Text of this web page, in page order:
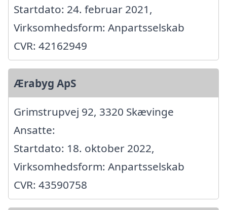
Startdato: 24. februar 2021,
Virksomhedsform: Anpartsselskab
CVR: 42162949
Ærabyg ApS
Grimstrupvej 92, 3320 Skævinge
Ansatte:
Startdato: 18. oktober 2022,
Virksomhedsform: Anpartsselskab
CVR: 43590758